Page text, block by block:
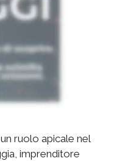
ruolo apicale nel
imprenditore